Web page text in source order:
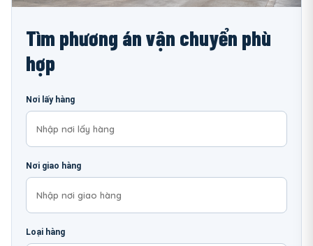
Tìm phương án vận chuyển phù
hợp
Nơi lấy hàng
Nơi giao hàng
Loại hàng